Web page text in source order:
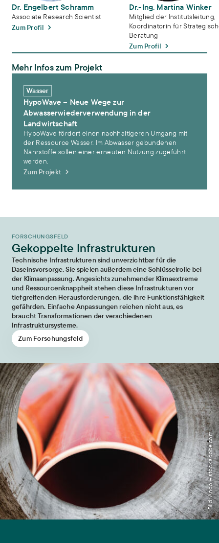
Dr. Engelbert Schramm
Associate Research Scientist
Zum Profil
Dr.-Ing. Martina Winker
Mitglied der Institutsleitung,
Koordinatorin für
Beratung
Zum Profil
Mehr Infos zum Projekt
Wasser
HypoWave – Neue Wege zur
Abwasserwiederverwendung in der
Landwirtschaft
HypoWave fördert einen nachhaltigeren Umgang mit
der Ressource Wasser. Im Abwasser gebundenen
Nährstoffe sollen einer erneuten Nutzung zugeführt
werden.
Zum Projekt
FORSCHUNGSFELD
Gekoppelte Infrastrukturen
Technische Infrastrukturen sind unverzichtbar für die
Daseinsvorsorge. Sie spielen außerdem eine Schlüsselrolle bei
der Klimaanpassung. Angesichts zunehmender Klimaextreme
und Ressourcenknappheit stehen diese Infrastrukturen vor
tiefgreifenden Herausforderungen, die ihre Funktionsfähigkeit
gefährden. Einfache Anpassungen reichen nicht aus, es
braucht Transformationen der verschiedenen
Infrastruktursysteme.
Zum Forschungsfeld
Bild: Anoo – stock.adobe.com